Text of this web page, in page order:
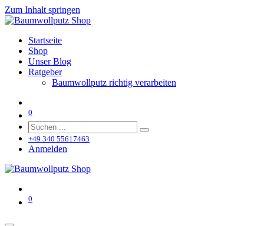
Zum Inhalt springen
Startseite
Shop
Unser Blog
Ratgeber
Baumwollputz richtig verarbeiten
0
+49 340 55617463
Anmelden
0